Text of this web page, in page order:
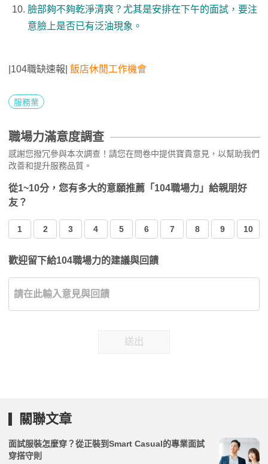
臉部夠不夠乾淨清爽？尤其是安排在下午的面試，要注
意臉上是否已有泛油現象。
|104職缺速報| 飯店休閒工作機會
服務業
職場力滿意度調查
感謝您撥冗參與本次調查！請您在問卷中提供寶貴意見，以幫助我們
改善和提升服務品質。
從1~10分，您有多大的意願推薦「104職場力」給親朋好
友？
1 2 3 4 5 6 7 8 9 10
歡迎留下給104職場力的建議與回饋
送出
關聯文章
面試服裝怎麼穿？從正裝到Smart Casual的專業面試
穿搭守則